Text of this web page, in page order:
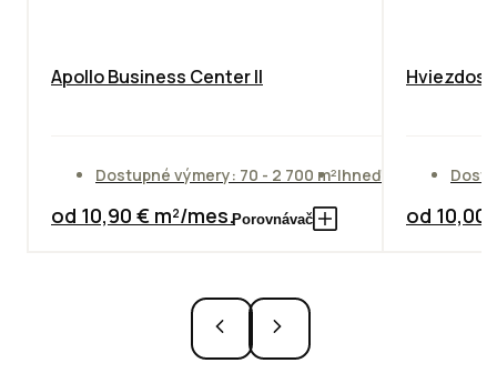
Apollo Business Center II
Dostupné výmery: 70 - 2 700 m²Ihneď
od 10,90 € m²/mes.Porovnávač od 10,00